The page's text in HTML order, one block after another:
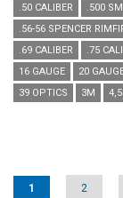
.50 CALIBER
.500
.56-56 SPENCER
.69 CALIBER
.75
16 GAUGE
20
39 OPTICS
3M
1 2